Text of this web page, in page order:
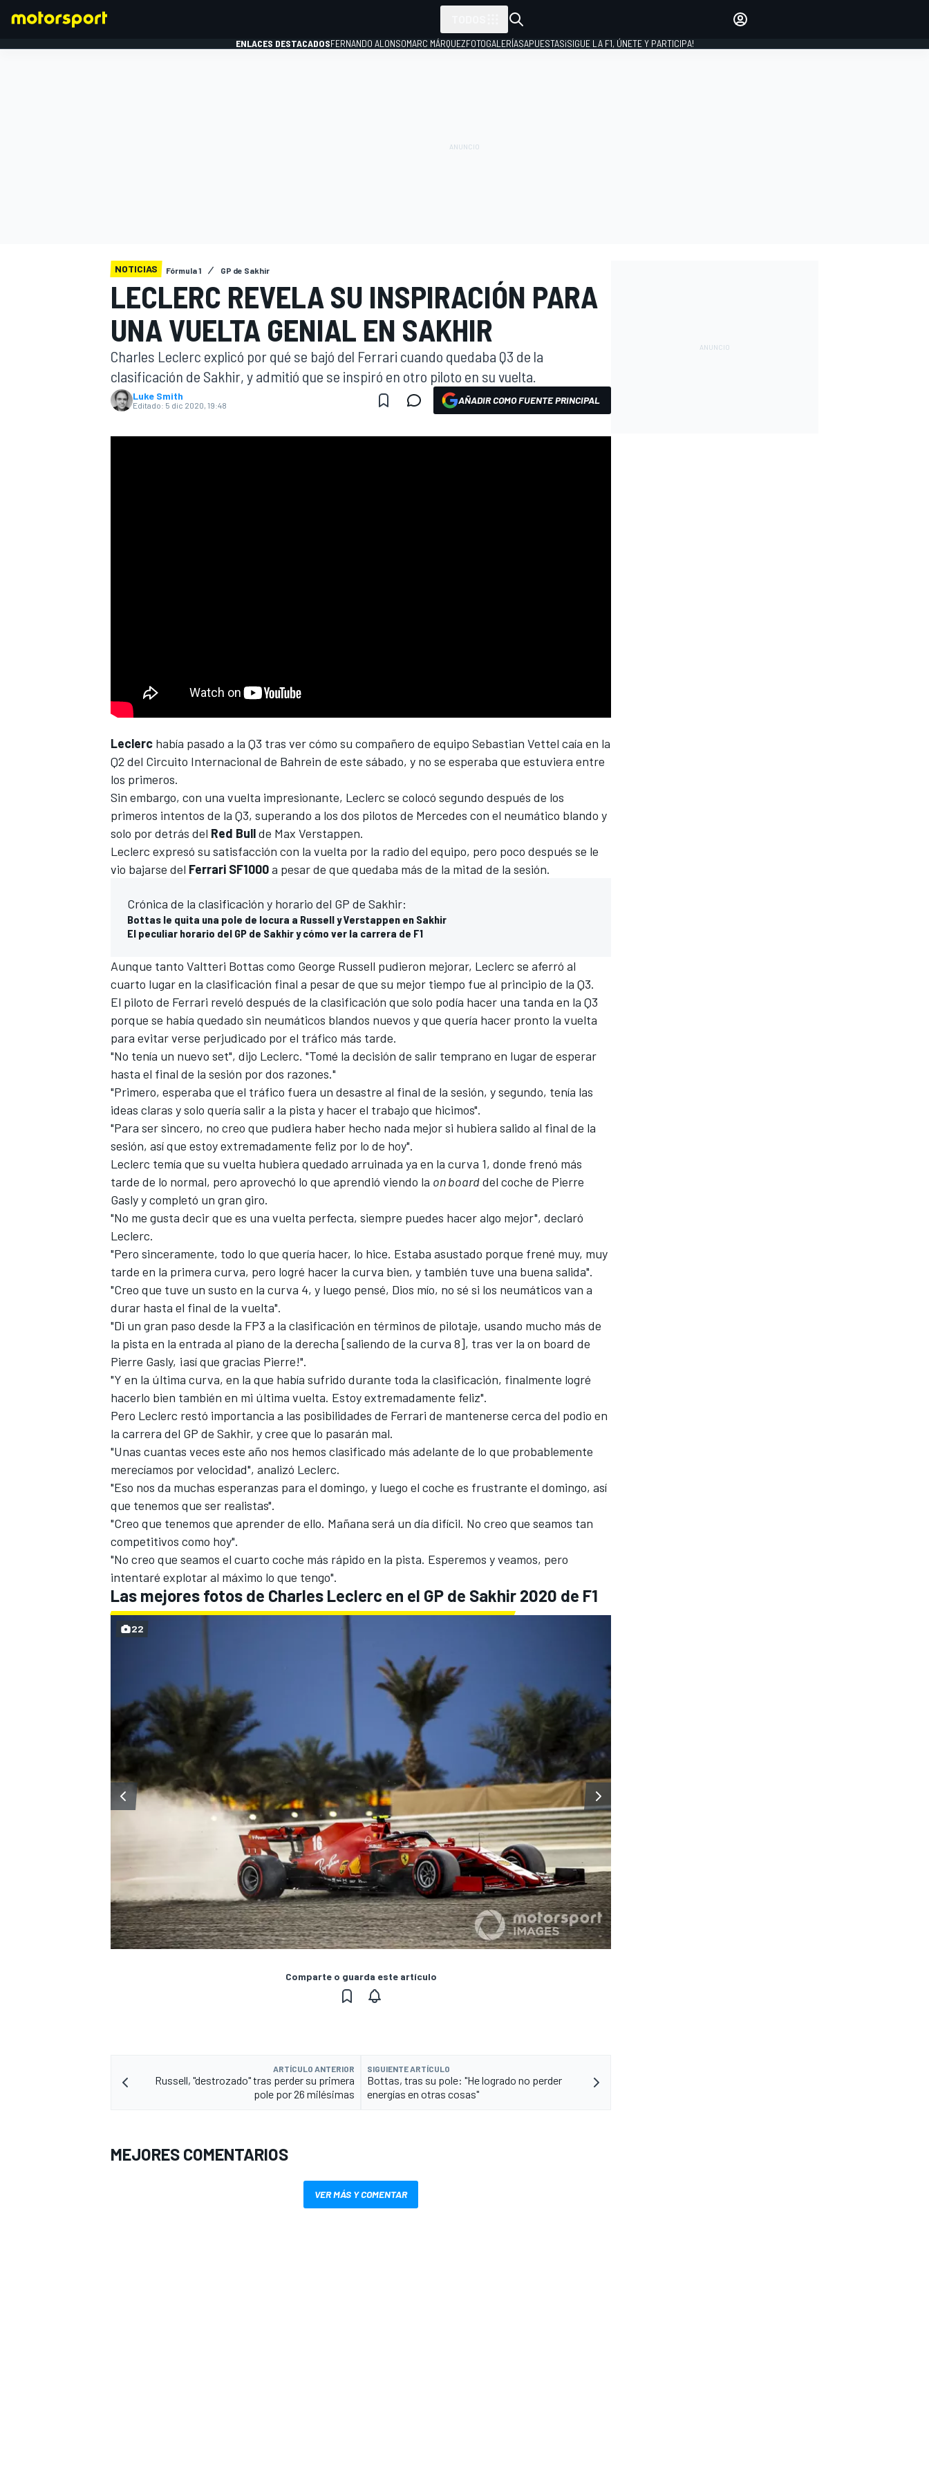
MÁS CATEGORÍAS
ENLACES DESTACADOSFERNANDO ALONSOMARC MÁRQUEZFOTOGALERÍASAPUESTAS¡SIGUE LA F1, ÚNETE Y PARTICIPA!
NOTICIAS Fórmula 1 GP de Sakhir
LECLERC REVELA SU INSPIRACIÓN PARA
UNA VUELTA GENIAL EN SAKHIR
Charles Leclerc explicó por qué se bajó del Ferrari cuando quedaba Q3 de la
clasificación de Sakhir, y admitió que se inspiró en otro piloto en su vuelta.
Luke Smith
Editado: 5 dic 2020, 19:48 AÑADIR COMO FUENTE PRINCIPAL
Leclerc había pasado a la Q3 tras ver cómo su compañero de equipo Sebastian Vettel caía en la
Q2 del Circuito Internacional de Bahrein de este sábado, y no se esperaba que estuviera entre
los primeros.
Sin embargo, con una vuelta impresionante, Leclerc se colocó segundo después de los
primeros intentos de la Q3, superando a los dos pilotos de Mercedes con el neumático blando y
solo por detrás del Red Bullde Max Verstappen.
Leclerc expresó su satisfacción con la vuelta por la radio del equipo, pero poco después se le
vio bajarse del Ferrari SF1000a pesar de que quedaba más de la mitad de la sesión.
Crónica de la clasificación y horario del GP de Sakhir:
Bottas le quita una pole de locura a Russell y Verstappen en Sakhir
El peculiar horario del GP de Sakhir y cómo ver la carrera de F1
Aunque tanto Valtteri Bottas como George Russell pudieron mejorar, Leclerc se aferró al
cuarto lugar en la clasificación final a pesar de que su mejor tiempo fue al principio de la Q3.
El piloto de Ferrari reveló después de la clasificación que solo podía hacer una tanda en la Q3
porque se había quedado sin neumáticos blandos nuevos y que quería hacer pronto la vuelta
para evitar verse perjudicado por el tráfico más tarde.
"No tenía un nuevo set", dijo Leclerc. "Tomé la decisión de salir temprano en lugar de esperar
hasta el final de la sesión por dos razones."
"Primero, esperaba que el tráfico fuera un desastre al final de la sesión, y segundo, tenía las
ideas claras y solo quería salir a la pista y hacer el trabajo que hicimos".
"Para ser sincero, no creo que pudiera haber hecho nada mejor si hubiera salido al final de la
sesión, así que estoy extremadamente feliz por lo de hoy".
Leclerc temía que su vuelta hubiera quedado arruinada ya en la curva 1, donde frenó más
tarde de lo normal, pero aprovechó lo que aprendió viendo la on boarddel coche de Pierre
Gaslyy completó un gran giro.
"No me gusta decir que es una vuelta perfecta, siempre puedes hacer algo mejor", declaró
Leclerc.
"Pero sinceramente, todo lo que quería hacer, lo hice. Estaba asustado porque frené muy, muy
tarde en la primera curva, pero logré hacer la curva bien, y también tuve una buena salida".
"Creo que tuve un susto en la curva 4, y luego pensé, Dios mío, no sé si los neumáticos van a
durar hasta el final de la vuelta".
"Di un gran paso desde la FP3 a la clasificación en términos de pilotaje, usando mucho más de
la pista en la entrada al piano de la derecha [saliendo de la curva 8], tras ver la on board de
Pierre Gasly, ¡así que gracias Pierre!".
"Y en la última curva, en la que había sufrido durante toda la clasificación, finalmente logré
hacerlo bien también en mi última vuelta. Estoy extremadamente feliz".
Pero Leclerc restó importancia a las posibilidades de Ferrari de mantenerse cerca del podio en
la carrera del GP de Sakhir, y cree que lo pasarán mal.
"Unas cuantas veces este año nos hemos clasificado más adelante de lo que probablemente
merecíamos por velocidad", analizó Leclerc.
"Eso nos da muchas esperanzas para el domingo, y luego el coche es frustrante el domingo, así
que tenemos que ser realistas".
"Creo que tenemos que aprender de ello. Mañana será un día difícil. No creo que seamos tan
competitivos como hoy".
"No creo que seamos el cuarto coche más rápido en la pista. Esperemos y veamos, pero
intentaré explotar al máximo lo que tengo".
Las mejores fotos de Charles Leclerc en el GP de Sakhir 2020 de F1
22
Comparte o guarda este artículo
ARTÍCULO ANTERIOR
Russell, "destrozado" tras perder su primera
pole por 26 milésimas
SIGUIENTE ARTÍCULO
Bottas, tras su pole: "He logrado no perder
energías en otras cosas"
MEJORES COMENTARIOS
VER MÁS Y COMENTAR